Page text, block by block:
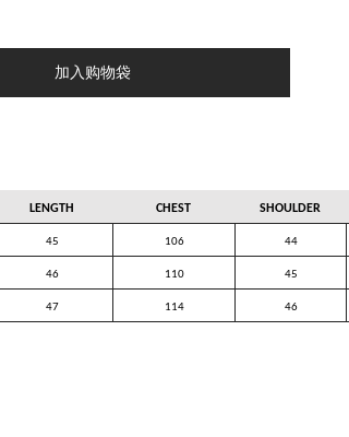
加入购物袋
LENGTH CHEST SHOULDER
45 106 44
46 110 45
47 114 46